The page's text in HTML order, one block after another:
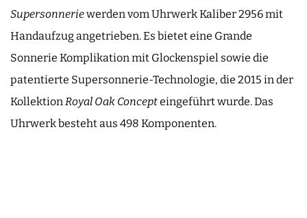
Supersonneriewerden vom Uhrwerk Kaliber 2956 mit
Handaufzug angetrieben. Es bietet eine Grande
Sonnerie Komplikation mit Glockenspiel sowie die
patentierte Supersonnerie-Technologie, die 2015 in der
KollektionRoyal Oak Concepteingeführt wurde. Das
Uhrwerk besteht aus 498 Komponenten.